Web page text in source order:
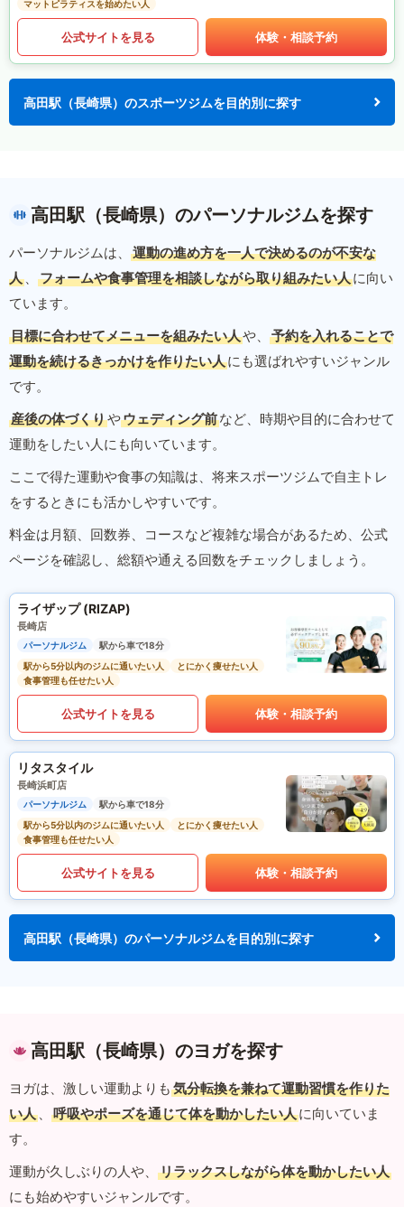
マットピラティスを始めたい人
公式サイトを見る 体験・相談予約
高田駅（長崎県）のスポーツジムを目的別に探す
高田駅（長崎県）のパーソナルジムを探す
パーソナルジムは、
運動の進め方を一人で決めるのが不安な
人 、 フォームや食事管理を相談しながら取り組みたい人に向い
ています。
目標に合わせてメニューを組みたい人や、
予約を入れることで
運動を続けるきっかけを作りたい人にも選ばれやすいジャンル
です。
産後の体づくりやウェディング前など、時期や目的に合わせて
運動をしたい人にも向いています。
ここで得た運動や食事の知識は、将来スポーツジムで自主トレ
をするときにも活かしやすいです。
料金は月額、回数券、コースなど複雑な場合があるため、公式
ページを確認し、総額や通える回数をチェックしましょう。
ライザップ (RIZAP)
長崎店
パーソナルジム
駅から車で18分
駅から5分以内のジムに通いたい人
とにかく痩せたい人
食事管理も任せたい人
公式サイトを見る 体験・相談予約
リタスタイル
長崎浜町店
パーソナルジム
駅から車で18分
駅から5分以内のジムに通いたい人
とにかく痩せたい人
食事管理も任せたい人
公式サイトを見る 体験・相談予約
高田駅（長崎県）のパーソナルジムを目的別に探す
高田駅（長崎県）のヨガを探す
ヨガは、激しい運動よりも 気分転換を兼ねて運動習慣を作りた
い人 、 呼吸やポーズを通じて体を動かしたい人に向いていま
す。
運動が久しぶりの人や、
リラックスしながら体を動かしたい人
にも始めやすいジャンルです。